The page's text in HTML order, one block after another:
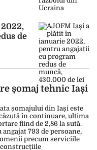
de
șomaj tehnic Iași